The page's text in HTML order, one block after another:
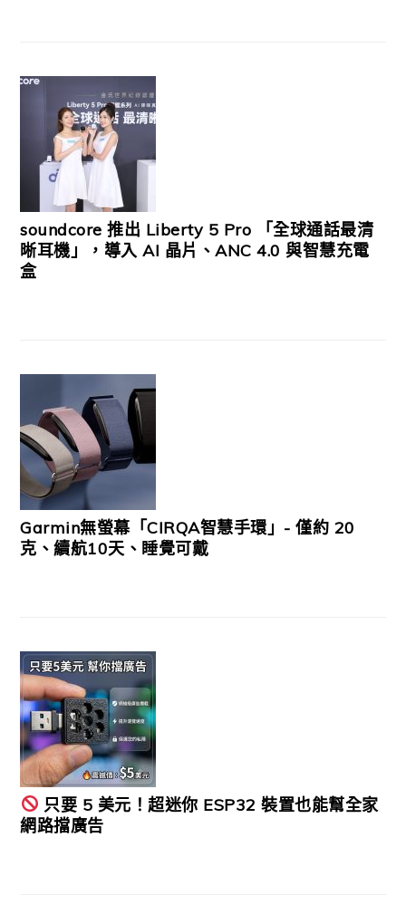
soundcore 推出 Liberty 5 Pro 「全球通話最清
晰耳機」，導入 AI 晶片、ANC 4.0 與智慧充電
盒
Garmin無螢幕「CIRQA智慧手環」- 僅約 20
克、續航10天、睡覺可戴
只要 5 美元！超迷你 ESP32 裝置也能幫全家
網路擋廣告